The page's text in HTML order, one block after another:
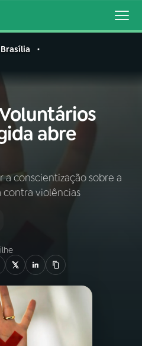
VIVO
abre
conscientização sobre a
violências